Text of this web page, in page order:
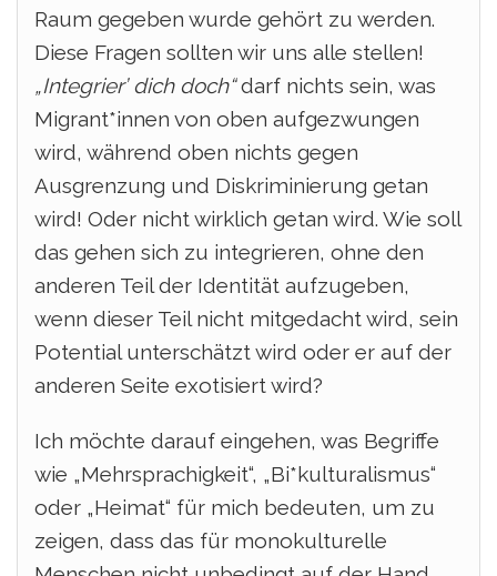
Raum gegeben wurde gehört zu werden.
Diese Fragen sollten wir uns alle stellen!
„Integrier’ dich doch“darf nichts sein, was
Migrant*innen von oben aufgezwungen
wird, während oben nichts gegen
Ausgrenzung und Diskriminierung getan
wird! Oder nicht wirklich getan wird. Wie soll
das gehen sich zu integrieren, ohne den
anderen Teil der Identität aufzugeben,
wenn dieser Teil nicht mitgedacht wird, sein
Potential unterschätzt wird oder er auf der
anderen Seite exotisiert wird?
Ich möchte darauf eingehen, was Begriffe
wie „Mehrsprachigkeit“, „Bi*kulturalismus“
oder „Heimat“ für mich bedeuten, um zu
zeigen, dass das für monokulturelle